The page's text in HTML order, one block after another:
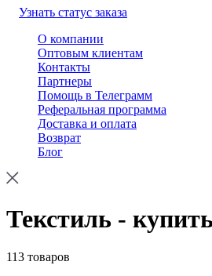
Узнать статус заказа
О компании
Оптовым клиентам
Контакты
Партнеры
Помощь в Телеграмм
Реферальная программа
Доставка и оплата
Возврат
Блог
Текстиль -
113 товаров